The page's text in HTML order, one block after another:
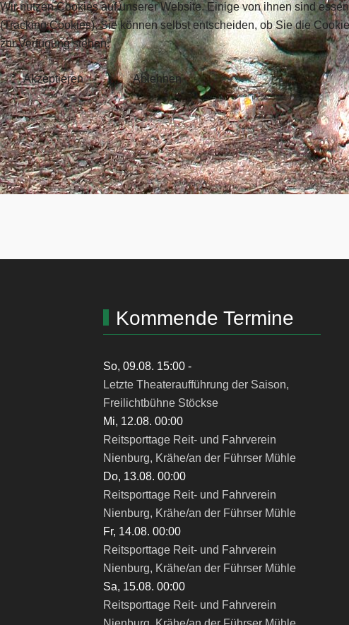
Kommende Termine
So, 09.08. 15:00 -
Letzte Theateraufführung der Saison,
Freilichtbühne Stöckse
Mi, 12.08. 00:00
Reitsporttage Reit- und Fahrverein
Nienburg, Krähe/an der Führser Mühle
Do, 13.08. 00:00
Reitsporttage Reit- und Fahrverein
Nienburg, Krähe/an der Führser Mühle
Fr, 14.08. 00:00
Reitsporttage Reit- und Fahrverein
Nienburg, Krähe/an der Führser Mühle
Sa, 15.08. 00:00
Reitsporttage Reit- und Fahrverein
Wir nutzen Cookies auf unserer Website. Einige von ihnen sind
(Tracking Cookies). Sie können selbst entscheiden, ob Sie die
zur Verfügung stehen.
Akzeptieren
Ablehnen